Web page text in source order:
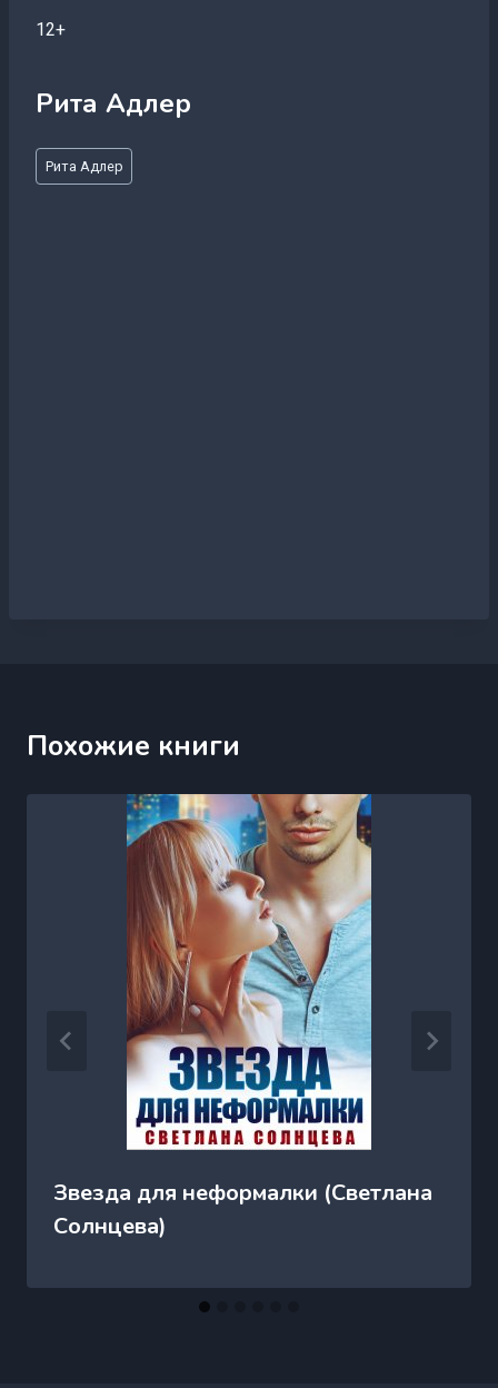
12+
Рита Адлер
Метки
записи:
Рита Адлер
Похожие книги
Звезда для неформалки (Светлана
Солнцева)